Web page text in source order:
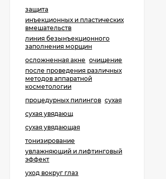
защита
инъекционных и пластических
вмешательств
линия безынъекционного
заполнения морщин
осложненная акне очищение
после проведения различных
методов аппаратной
косметологии
процедурных пилингов сухая
сухая увядающ
сухая увядающая
тонизирование
увлажняющий и лифтинговый
эффект
уход вокруг глаз